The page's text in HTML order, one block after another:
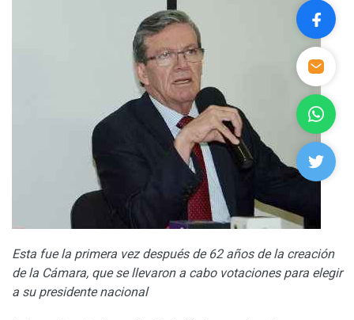
Esta fue la primera vez después de 62 años de la creación
de la Cámara, que se llevaron a cabo votaciones para elegir
a su presidente nacional